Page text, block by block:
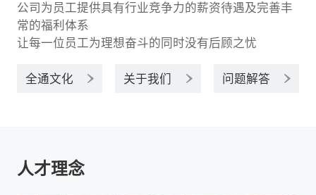
公司为员工提供具有行业竞争力的薪资待遇及完善丰
常的福利体系
让每一位员工为理想奋斗的同时没有后顾之忧
全通文化 关于我们 问题解答
人才理念